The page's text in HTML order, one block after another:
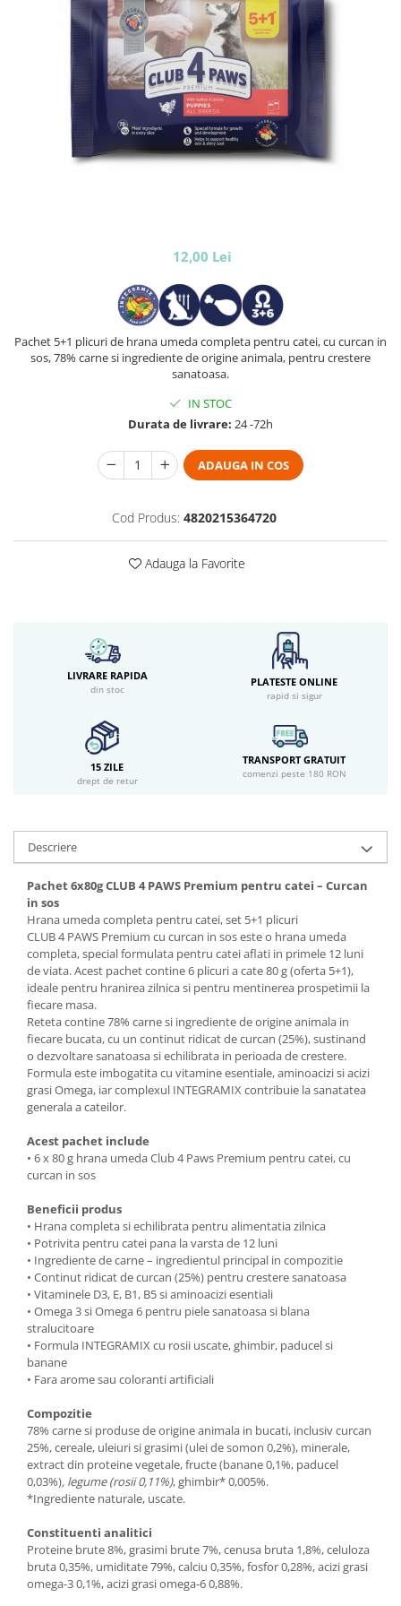
12,00 Lei
Pachet 5+1 plicuri de hrana umeda completa pentru catei, cu curcan in
sos, 78% carne si ingrediente de origine animala, pentru crestere
sanatoasa.
IN STOC
Durata de livrare: 24 -72h
ADAUGA IN COS
Cod Produs: 4820215364720
Adauga la Favorite
LIVRARE RAPIDA
din stoc
PLATESTE ONLINE
rapid si sigur
15 ZILE
drept de retur
TRANSPORT GRATUIT
comenzi peste 180 RON
Descriere
Pachet 6x80g CLUB 4 PAWS Premium pentru catei – Curcan
in sos
Hrana umeda completa pentru catei, set 5+1 plicuri
CLUB 4 PAWS Premium cu curcan in sos este o hrana umeda
completa, special formulata pentru catei aflati in primele 12 luni
de viata. Acest pachet contine 6 plicuri a cate 80 g (oferta 5+1),
ideale pentru hranirea zilnica si pentru mentinerea prospetimii la
fiecare masa.
Reteta contine 78% carne si ingrediente de origine animala in
fiecare bucata, cu un continut ridicat de curcan (25%), sustinand
o dezvoltare sanatoasa si echilibrata in perioada de crestere.
Formula este imbogatita cu vitamine esentiale, aminoacizi si acizi
grasi Omega, iar complexul INTEGRAMIX contribuie la sanatatea
generala a cateilor.
Acest pachet include
• 6 x 80 g hrana umeda Club 4 Paws Premium pentru catei, cu
curcan in sos
Beneficii produs
• Hrana completa si echilibrata pentru alimentatia zilnica
• Potrivita pentru catei pana la varsta de 12 luni
• Ingrediente de carne – ingredientul principal in compozitie
• Continut ridicat de curcan (25%) pentru crestere sanatoasa
• Vitaminele D3, E, B1, B5 si aminoacizi esentiali
• Omega 3 si Omega 6 pentru piele sanatoasa si blana
stralucitoare
• Formula INTEGRAMIX cu rosii uscate, ghimbir, paducel si
banane
• Fara arome sau coloranti artificiali
Compozitie
78% carne si produse de origine animala in bucati, inclusiv curcan
25%, cereale, uleiuri si grasimi (ulei de somon 0,2%), minerale,
extract din proteine vegetale, fructe (banane 0,1%, paducel
0,03%), legume (rosii 0,11%), ghimbir* 0,005%.
*Ingrediente naturale, uscate.
Constituenti analitici
Proteine brute 8%, grasimi brute 7%, cenusa bruta 1,8%, celuloza
bruta 0,35%, umiditate 79%, calciu 0,35%, fosfor 0,28%, acizi grasi
omega-3 0,1%, acizi grasi omega-6 0,88%.